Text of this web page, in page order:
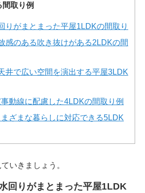
取り例
りがまとまった平屋1LDKの間取り
感のある吹き抜けがある2LDKの間
井で広い空間を演出する平屋3LDK
事動線に配慮した4LDKの間取り例
まざまな暮らしに対応できる5LDK
いきましょう。
回りがまとまった平屋1LDK